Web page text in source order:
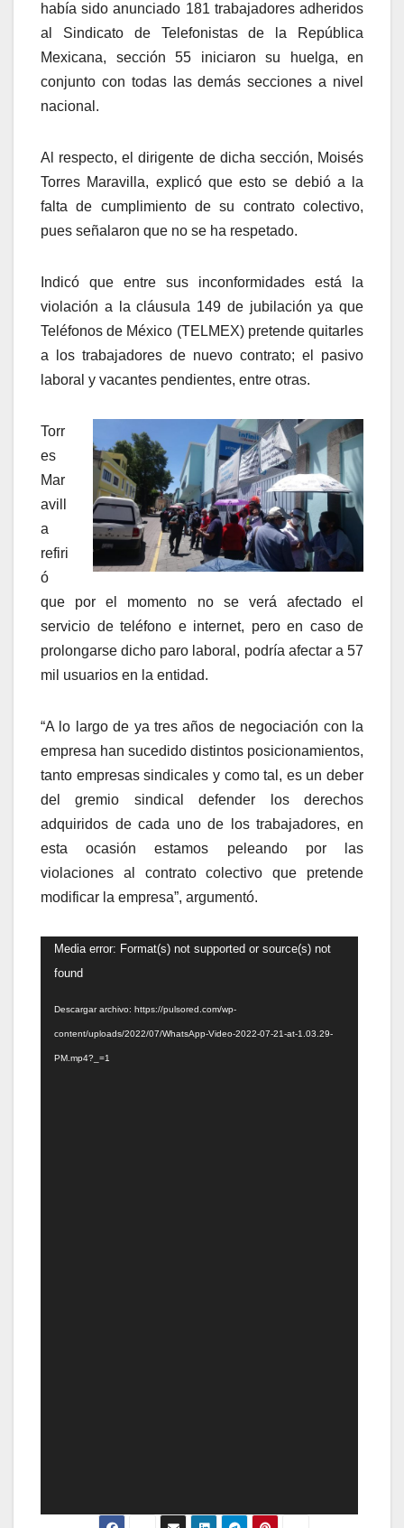
había sido anunciado 181 trabajadores adheridos
al Sindicato de Telefonistas de la República
Mexicana, sección 55 iniciaron su huelga, en
conjunto con todas las demás secciones a nivel
nacional.
Al respecto, el dirigente de dicha sección, Moisés
Torres Maravilla, explicó que esto se debió a la
falta de cumplimiento de su contrato colectivo,
pues señalaron que no se ha respetado.
Indicó que entre sus inconformidades está la
violación a la cláusula 149 de jubilación ya que
Teléfonos de México (TELMEX) pretende quitarles
a los trabajadores de nuevo contrato; el pasivo
laboral y vacantes pendientes, entre otras.
Torr
es
Mar
avill
a
refiri
ó
que por el momento no se verá afectado el
servicio de teléfono e internet, pero en caso de
prolongarse dicho paro laboral, podría afectar a 57
mil usuarios en la entidad.
“A lo largo de ya tres años de negociación con la
empresa han sucedido distintos posicionamientos,
tanto empresas sindicales y como tal, es un deber
del gremio sindical defender los derechos
adquiridos de cada uno de los trabajadores, en
esta ocasión estamos peleando por las
violaciones al contrato colectivo que pretende
modificar la empresa”, argumentó.
Reproductor
de
Media error: Format(s) not supported or source(s) not
found
Descargar archivo: https://pulsored.com/wp-
content/uploads/2022/07/WhatsApp-Video-2022-07-21-at-1.03.29-
PM.mp4?_=1